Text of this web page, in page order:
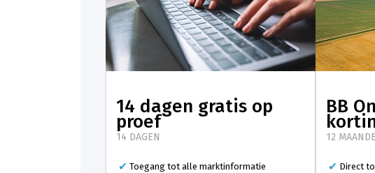
14 dagen gratis op
proef
14 DAGEN
Toegang tot alle marktinformatie
BB
12
Direct